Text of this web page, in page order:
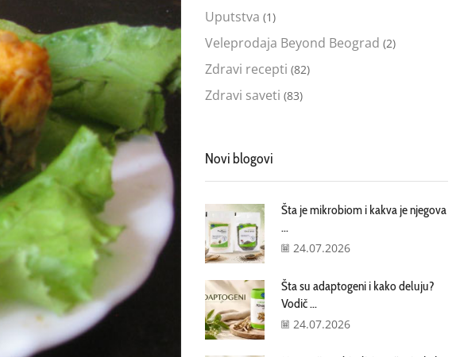
Uputstva (1)
Veleprodaja Beyond Beograd (2)
Zdravi recepti (82)
Zdravi saveti (83)
Novi blogovi
Šta je mikrobiom i kakva je njegova
...
24.07.2026
Šta su adaptogeni i kako deluju?
Vodič ...
24.07.2026